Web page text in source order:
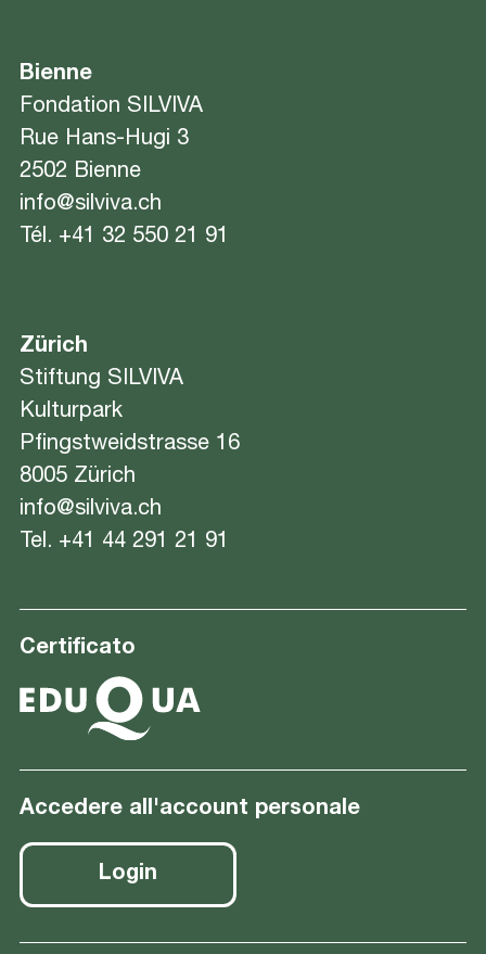
Bienne
Fondation SILVIVA
Rue Hans-Hugi 3
2502 Bienne
info@silviva.ch
Tél. +41 32 550 21 91
Zürich
Stiftung SILVIVA
Kulturpark
Pfingstweidstrasse 16
8005 Zürich
info@silviva.ch
Tel. +41 44 291 21 91
Certificato
Accedere all'account personale
Login